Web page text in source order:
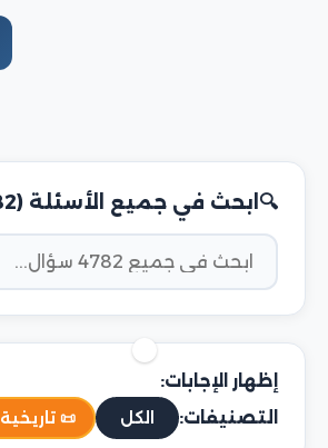
ابحث في جميع الأسئلة (4782 سؤال)
إظهار الإجابات:
التصنيفات:
الكل 📜 تاريخية